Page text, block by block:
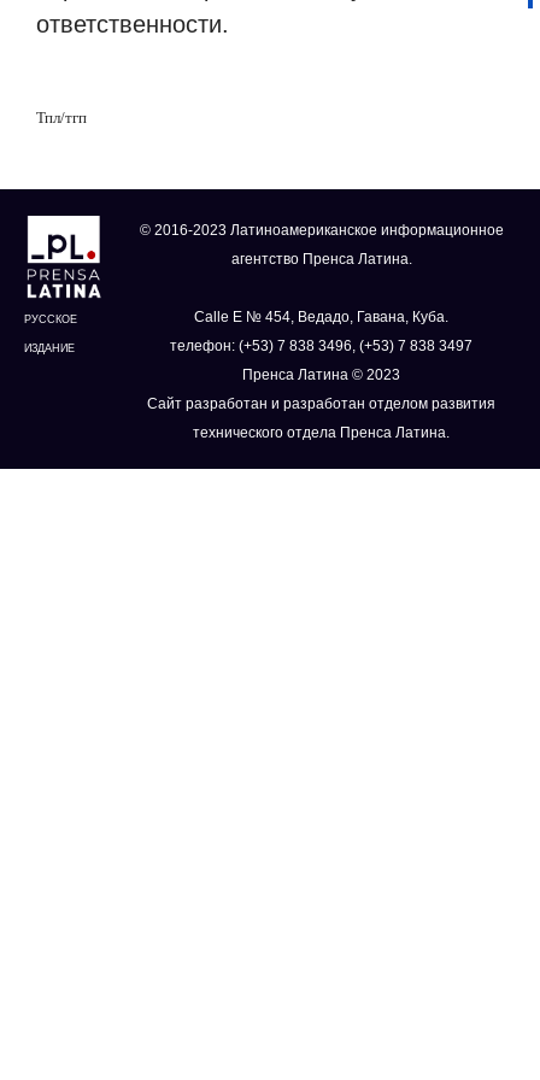
ответственности.
Тпл/тгп
РУССКОЕ
ИЗДАНИЕ
© 2016-2023 Латиноамериканское информационное
агентство Пренса Латина.
Calle E № 454, Ведадо, Гавана, Куба.
телефон: (+53) 7 838 3496, (+53) 7 838 3497
Пренса Латина © 2023
Сайт разработан и разработан отделом развития
технического отдела Пренса Латина.